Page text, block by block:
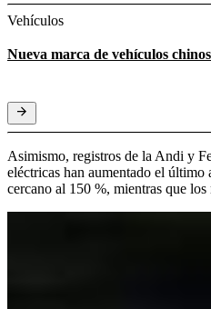
Vehículos
Nueva marca de vehículos
Asimismo, registros de la Andi y
eléctricas han aumentado el último
cercano al 150 %, mientras que